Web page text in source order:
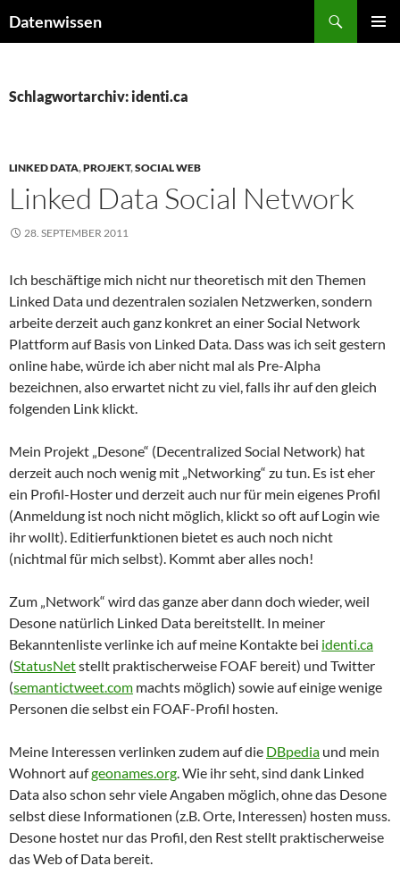
Inhalt
Datenwissen
Schlagwortarchiv: identi.ca
LINKED DATA,PROJEKT,SOCIAL WEB
Linked Data Social Network
28. SEPTEMBER 2011
Ich beschäftige mich nicht nur theoretisch mit den Themen
Linked Data und dezentralen sozialen Netzwerken, sondern
arbeite derzeit auch ganz konkret an einer Social Network
Plattform auf Basis von Linked Data. Dass was ich seit gestern
online habe, würde ich aber nicht mal als Pre-Alpha
bezeichnen, also erwartet nicht zu viel, falls ihr auf den gleich
folgenden Link klickt.
Mein Projekt „Desone“ (Decentralized Social Network) hat
derzeit auch noch wenig mit „Networking“ zu tun. Es ist eher
ein Profil-Hoster und derzeit auch nur für mein eigenes Profil
(Anmeldung ist noch nicht möglich, klickt so oft auf Login wie
ihr wollt). Editierfunktionen bietet es auch noch nicht
(nichtmal für mich selbst). Kommt aber alles noch!
Zum „Network“ wird das ganze aber dann doch wieder, weil
Desone natürlich Linked Data bereitstellt. In meiner
Bekanntenliste verlinke ich auf meine Kontakte bei identi.ca
(StatusNetstellt praktischerweise FOAF bereit) und Twitter
(semantictweet.com machts möglich) sowie auf einige wenige
Personen die selbst ein FOAF-Profil hosten.
Meine Interessen verlinken zudem auf die DBpedia und mein
Wohnort aufgeonames.org. Wie ihr seht, sind dank Linked
Data also schon sehr viele Angaben möglich, ohne das Desone
selbst diese Informationen (z.B. Orte, Interessen) hosten muss.
Desone hostet nur das Profil, den Rest stellt praktischerweise
das Web of Data bereit.